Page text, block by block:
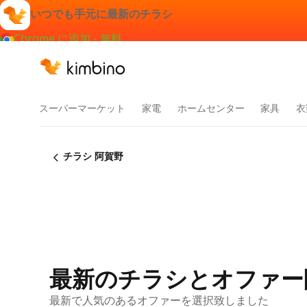
いつでも手元に最新のチラシ
Chrome に追加 - 無料
スーパーマーケット 家電 ホームセンター 家具
チラシ 阿賀野
最新のチラシとオファ
最新で人気のあるオファーを選択致しました